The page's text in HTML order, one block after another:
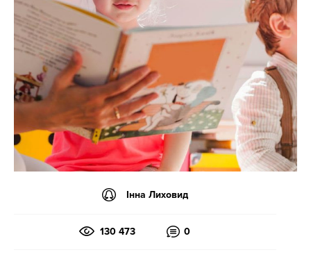
Інна Лиховид
130 473 0